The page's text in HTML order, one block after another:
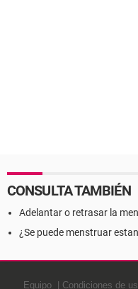
CONSULTA TAMBIÉN
Adelantar o retrasar la
¿Se puede menstruar
Equipo Condiciones de